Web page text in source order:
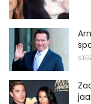
STER